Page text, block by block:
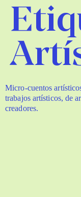
Micro-cuentos
trabajos artísticos, de
creadores.